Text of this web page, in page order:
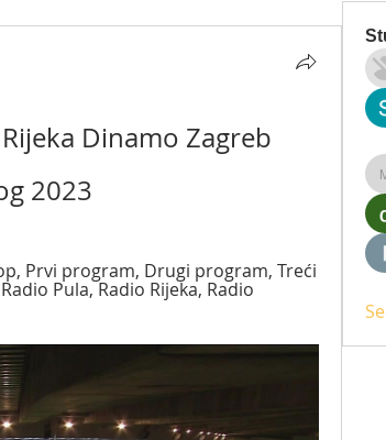
Dinamo Zagreb
2023
Prvi program, Drugi program, Treći
Pula, Radio Rijeka, Radio